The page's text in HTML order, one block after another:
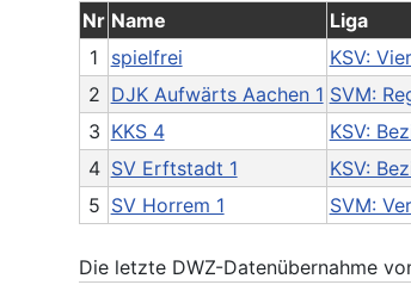
Nr Name Liga
1
spielfrei KSV:
2 DJK Aufwärts Aachen 1 SVM:
3 KKS 4 KSV:
4 SV Erftstadt 1 KSV:
5 SV Horrem 1 SVM:
Die letzte DWZ-Datenübernahme